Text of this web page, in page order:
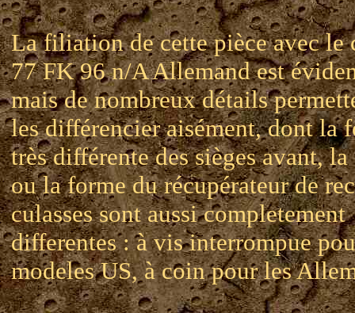
La filiation de cette pièce avec le
77 FK 96 n/A Allemand est
mais de nombreux détails
les différencier aisément, dont la
très différente des sièges avant, la
ou la forme du récupérateur de
culasses sont aussi completement
differentes : à vis interrompue
modeles US, à coin pour les